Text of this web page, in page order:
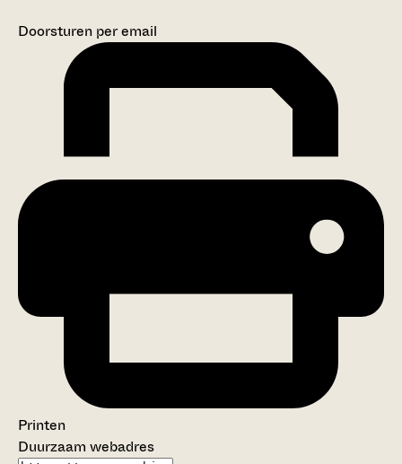
Doorsturen per email
Printen
Duurzaam webadres